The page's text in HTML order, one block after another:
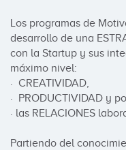
Los programas de
desarrollo de una
con la Startup y sus
máximo nivel:
·  CREATIVIDAD,
·  PRODUCTIVIDAD y
· las RELACIONES
Partiendo del